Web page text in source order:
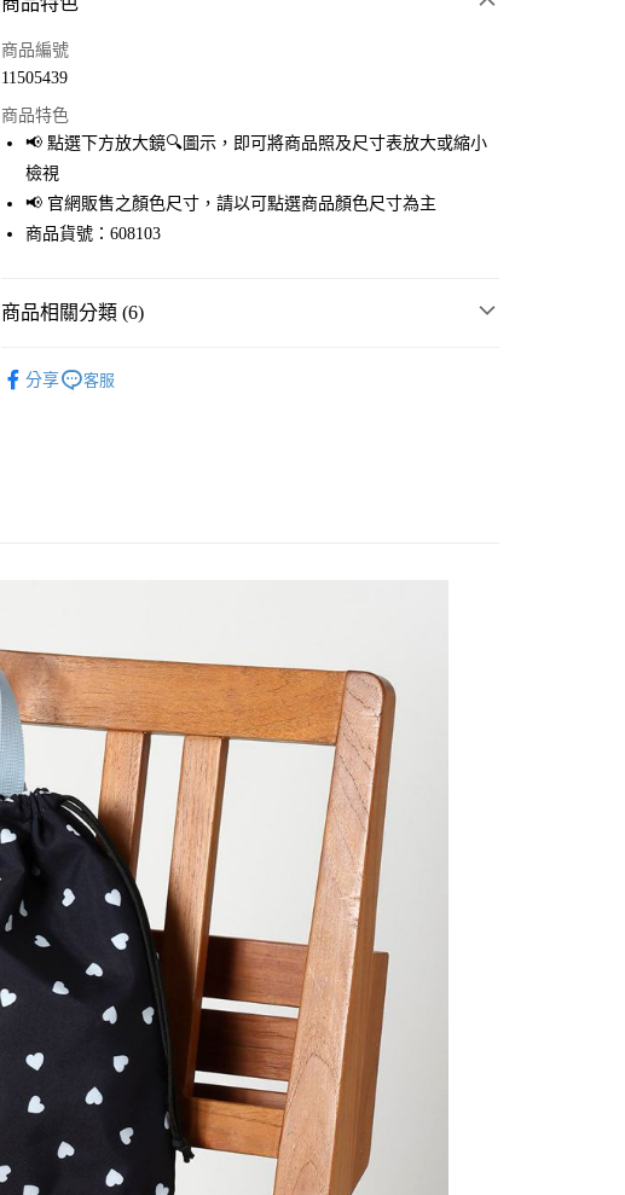
信用卡一次付款
LINE Pay
Apple Pay
街口支付
Google Pay
【繳款方式說明】
1.分期款項不併入電信帳單，「大哥付你分期」於每月結算日後寄送繳費提
醒簡訊。
2.透過簡訊連結打開帳單後，可選擇「超商條碼／台灣大直營門市／銀行轉
帳／街口支付／iPASS MONEY」等通路繳費。
【注意事項】
1.本服務係由「台灣大哥大股份有限公司」（以下簡稱本公司）所提供，讓
用戶於交易時，得透過本服務購買商品或服務，並由商店將買賣／分期付
款買賣價金債權讓與本公司後，依約使用本公司帳單繳交帳款。
2.基於同意付款使用「大哥付你分期」之契約關係目的，商店將以您的個人
資料（包含姓名、電話或地址）提供予台灣大哥大進項蒐集、處理及利
用，由本公司與您本人進行分期帳單所需資料之確認、核對及更正。
3.完整用戶服務條款，請詳閱以下連結：
https://oppay.tw/userRule
【「AFTEE先享後付」結帳流程】
１．於結帳方式選擇「AFTEE先享後付」後，將跳轉至「AFTEE先享後
付」結帳頁面，進行簡訊認證並確認金額後，即可完成結帳。
２．訂單成立數日內，您將收到繳費通知簡訊。
３．收到繳費通知簡訊後14天內，點擊此簡訊中的連結，可透過四大超商
／ATM／網路銀行／等多元方式進行付款，方視為交易完成。
※ 請注意：結帳手續完成當下不需立刻繳費，但若您需要取消訂單，請聯
絡購買商品的店家。未經商家同意取消之訂單仍視為有效，需透過AFTEE
先享後付繳納相關費用。
※ 交易是否成功請以「AFTEE先享後付 」之結帳頁面顯示為準，若有關於
是否繳費成功／繳費後需取消欲退款等相關疑問，請聯繫「AFTEE先享後
付客戶支援中心」
https://netprotections.freshdesk.com/support/home
【注意事項】
１．透過由恩沛科技股份有限公司提供之「AFTEE先享後付」服務完成之
交易，需依本服務之必要範圍內提供個人資料，並將交易相關給付款項請
求債權轉讓予恩沛科技股份有限公司。
２．關於個人資料處理事宜，請瀏覽以下網址：https://aftee.tw/terms/#terms3
３．未成年的使用者請事先徵得法定代理人或監護人之同意方可使用
「AFTEE先享後付」，若未經同意申辦者引起之損失，本公司不負相關責
任。
４．使用「AFTEE先享後付」時，將依據個別帳號之用戶狀況，依本公司
即時審查核予不同之上限額度；若仍有額度不足之情形，本公司將視審查
結果請求用戶進行身份認證。
每筆NT$80，滿NT$888(含以上)免運費
付款後 全家取貨
每筆NT$80，滿NT$888(含以上)免運費
7-11 取貨付款
每筆NT$80，滿NT$1,500(含以上)免運費
付款後 7-11取貨
每筆NT$80，滿NT$1,500(含以上)免運費
宅配
每筆NT$80，滿NT$1,500(含以上)免運費
商品編號
11505439
商品特色
📢 點選下方放大鏡🔍圖示，即可將商品照及尺寸表放大或縮小
檢視
📢 官網販售之顏色尺寸，請以可點選商品顏色尺寸為主
商品貨號：608103
商品相關分類 (6)
分享 客服